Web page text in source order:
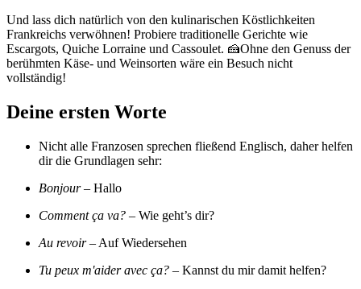
Und lass dich natürlich von den kulinarischen Köstlichkeiten
Frankreichs verwöhnen! Probiere traditionelle Gerichte wie
Escargots, Quiche Lorraine und Cassoulet. 🍰Ohne den Genuss der
berühmten Käse- und Weinsorten wäre ein Besuch nicht
vollständig!
Deine ersten Worte
Nicht alle Franzosen sprechen fließend Englisch, daher helfen
dir die Grundlagen sehr:
Bonjour– Hallo
Comment ça va? – Wie geht’s dir?
Au revoir– Auf Wiedersehen
Tu peux m'aider avec ça? – Kannst du mir damit helfen?